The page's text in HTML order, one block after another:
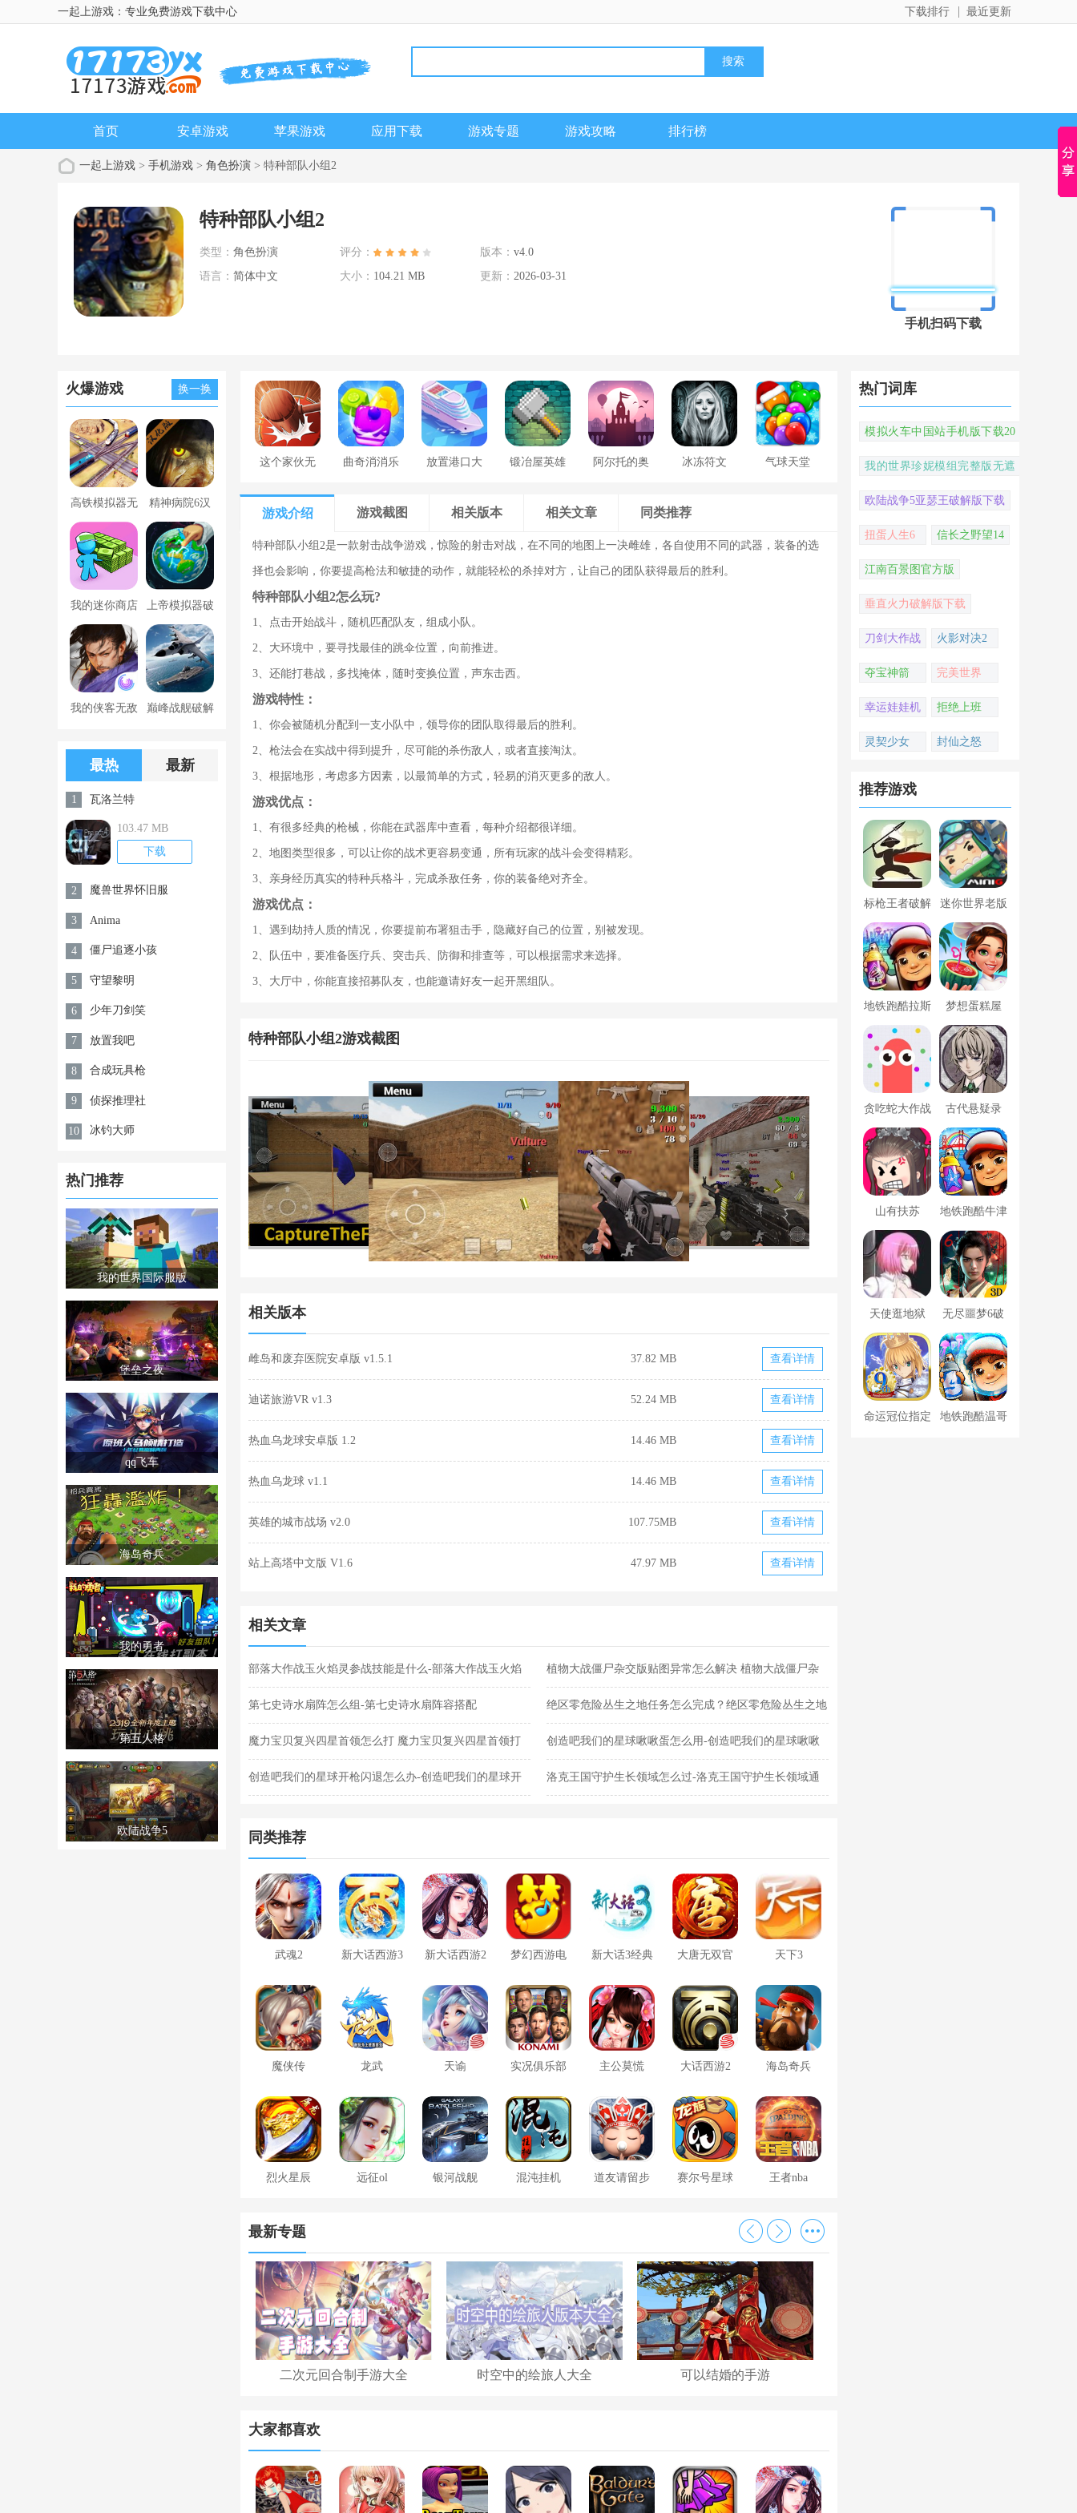
一起上游戏：专业免费游戏下载中心 最近更新
下载排行
首页 安卓游戏 苹果游戏 应用下载 游戏专题 游戏攻略 排行榜
一起上游戏 > 手机游戏 > 角色扮演 > 特种部队小组2
特种部队小组2
类型： 角色扮演 评分： 版本： v4.0
语言： 简体中文 大小： 104.21 MB 更新： 2026-03-31
手机扫码下载
火爆游戏 换一换
高铁模拟器无
限金币版
精神病院6汉
化版下载
我的迷你商店
破解版无限金
币版下载中文
上帝模拟器破
解版全解锁无
广告
我的侠客无敌 巅峰战舰破解
限钻石
最热 最新
1 瓦洛兰特
103.47 MB
下载
2 魔兽世界怀旧服
3 Anima
4 僵尸追逐小孩
5 守望黎明
6 少年刀剑笑
7 放置我吧
8 合成玩具枪
9 侦探推理社
10 冰钓大师
热门推荐
我的世界国际服版
堡垒之夜
qq飞车
海岛奇兵
我的勇者
第五人格
欧陆战争5
这个家伙无 曲奇消消乐 放置港口大 锻冶屋英雄 阿尔托的奥 冰冻符文 气球天堂
游戏介绍 游戏截图 相关版本 相关文章 同类推荐
特种部队小组2是一款射击战争游戏，惊险的射击对战，在不同的地图上一决雌雄，各自使用不同的武器，装备的选
择也会影响，你要提高枪法和敏捷的动作，就能轻松的杀掉对方，让自己的团队获得最后的胜利。
特种部队小组2怎么玩?
1、点击开始战斗，随机匹配队友，组成小队。
2、大环境中，要寻找最佳的跳伞位置，向前推进。
3、还能打巷战，多找掩体，随时变换位置，声东击西。
游戏特性：
1、你会被随机分配到一支小队中，领导你的团队取得最后的胜利。
2、枪法会在实战中得到提升，尽可能的杀伤敌人，或者直接淘汰。
3、根据地形，考虑多方因素，以最简单的方式，轻易的消灭更多的敌人。
游戏优点：
1、有很多经典的枪械，你能在武器库中查看，每种介绍都很详细。
2、地图类型很多，可以让你的战术更容易变通，所有玩家的战斗会变得精彩。
3、亲身经历真实的特种兵格斗，完成杀敌任务，你的装备绝对齐全。
游戏优点：
1、遇到劫持人质的情况，你要提前布署狙击手，隐藏好自己的位置，别被发现。
2、队伍中，要准备医疗兵、突击兵、防御和排查等，可以根据需求来选择。
3、大厅中，你能直接招募队友，也能邀请好友一起开黑组队。
特种部队小组2游戏截图
相关版本
雌岛和废弃医院安卓版 v1.5.1 37.82 MB 查看详情
迪诺旅游VR v1.3 52.24 MB 查看详情
热血乌龙球安卓版 1.2 14.46 MB 查看详情
热血乌龙球 v1.1 14.46 MB 查看详情
英雄的城市战场 v2.0 107.75MB 查看详情
站上高塔中文版 V1.6 47.97 MB 查看详情
相关文章
部落大作战玉火焰灵参战技能是什么-部落大作战玉火焰
灵参战技能合集
植物大战僵尸杂交版贴图异常怎么解决 植物大战僵尸杂
交版贴图异常教程
第七史诗水扇阵怎么组-第七史诗水扇阵容搭配 绝区零危险丛生之地任务怎么完成？绝区零危险丛生之地
任务完成攻略
魔力宝贝复兴四星首领怎么打 魔力宝贝复兴四星首领打
法合集
创造吧我们的星球啾啾蛋怎么用-创造吧我们的星球啾啾
蛋使用攻略
创造吧我们的星球开枪闪退怎么办-创造吧我们的星球开 洛克王国守护生长领域怎么过-洛克王国守护生长领域通
同类推荐
武魂2 新大话西游3 新大话西游2 梦幻西游电 新大话3经典 大唐无双官 天下3
魔侠传 龙武 天谕 实况俱乐部 主公莫慌 大话西游2 海岛奇兵
烈火星辰 远征ol 银河战舰 混沌挂机 道友请留步 赛尔号星球 王者nba
最新专题
二次元回合制手游大全 时空中的绘旅人大全 可以结婚的手游
大家都喜欢
热门词库
模拟火车中国站手机版下载20
我的世界珍妮模组完整版无遮
欧陆战争5亚瑟王破解版下载
扭蛋人生6 信长之野望14
江南百景图官方版
垂直火力破解版下载
刀剑大作战 火影对决2
夺宝神箭 完美世界
幸运娃娃机 拒绝上班
灵契少女 封仙之怒
推荐游戏
标枪王者破解
版无限金币钻
石内置菜单
迷你世界老版
本下载
地铁跑酷拉斯
维加斯新触控
内置菜单版
梦想蛋糕屋
贪吃蛇大作战
破解版
古代悬疑录
山有扶苏 地铁跑酷牛津
版内置菜单
天使逛地狱 无尽噩梦6破
解版内置菜单
MOD修改器
命运冠位指定 地铁跑酷温哥